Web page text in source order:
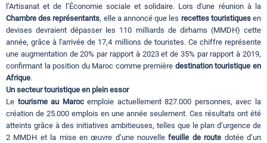
l’Artisanat et de l’Économie sociale et solidaire. Lors d'une réunion à la
Chambre des représentants, elle a annoncé que les recettes touristiquesen
devises devraient dépasser les 110 milliards de dirhams (MMDH) cette
année, grâce à l'arrivée de 17,4 millions de touristes. Ce chiffre représente
une augmentation de 20% par rapport à 2023 et de 35% par rapport à 2019,
confirmant la position du Maroc comme première destination touristique en
Afrique.
Un secteur touristique en plein essor
Le tourisme au Marocemploie actuellement 827.000 personnes, avec la
création de 25.000 emplois en une année seulement. Ces résultats ont été
atteints grâce à des initiatives ambitieuses, telles que le plan d’urgence de
2 MMDH et la mise en œuvre d’une nouvellefeuille de route dotée d’un